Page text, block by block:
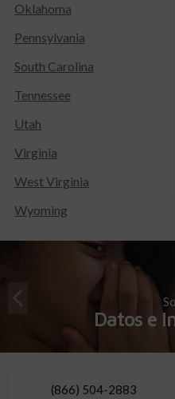
Oklahoma
Pennsylvania
South Carolina
Tennessee
Utah
Virginia
West Virginia
Wyoming
Datos e
(866) 504-2883